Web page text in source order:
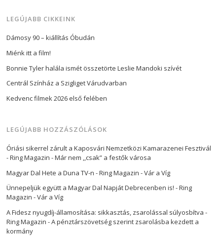
LEGÚJABB CIKKEINK
Dámosy 90 – kiállítás Óbudán
Miénk itt a film!
Bonnie Tyler halála ismét összetörte Leslie Mandoki szívét
Centrál Színház a Szigliget Várudvarban
Kedvenc filmek 2026 első felében
LEGÚJABB HOZZÁSZÓLÁSOK
Óriási sikerrel zárult a Kaposvári Nemzetközi Kamarazenei Fesztivál
- Ring Magazin -Már nem ,,csak” a festők városa
Magyar Dal Hete a Duna TV-n - Ring Magazin -Vár a Víg
Ünnepeljük együtt a Magyar Dal Napját Debrecenben is! - Ring
Magazin -Vár a Víg
A Fidesz nyugdíj-államosítása: sikkasztás, zsarolással súlyosbítva -
Ring Magazin -A pénztárszövetség szerint zsarolásba kezdett a
kormány